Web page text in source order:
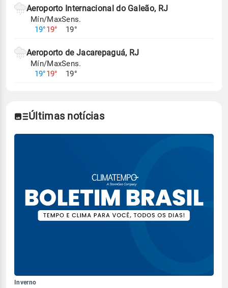
Aeroporto Internacional do Galeão, RJ
Mín/Max
19°19°
Sens.
19°
Aeroporto de Jacarepaguá, RJ
Mín/Max
19°19°
Sens.
19°
Últimas notícias
Inverno